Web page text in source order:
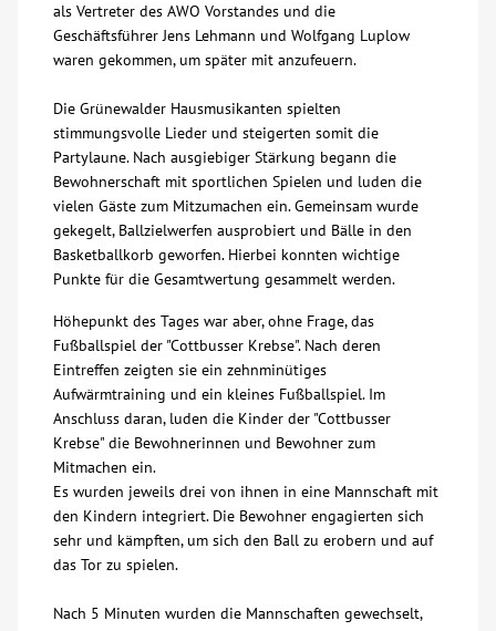
als Vertreter des AWO Vorstandes und die
Geschäftsführer Jens Lehmann und Wolfgang Luplow
waren gekommen, um später mit anzufeuern.
Die Grünewalder Hausmusikanten spielten
stimmungsvolle Lieder und steigerten somit die
Partylaune. Nach ausgiebiger Stärkung begann die
Bewohnerschaft mit sportlichen Spielen und luden die
vielen Gäste zum Mitzumachen ein. Gemeinsam wurde
gekegelt, Ballzielwerfen ausprobiert und Bälle in den
Basketballkorb geworfen. Hierbei konnten wichtige
Punkte für die Gesamtwertung gesammelt werden.
Höhepunkt des Tages war aber, ohne Frage, das
Fußballspiel der "Cottbusser Krebse". Nach deren
Eintreffen zeigten sie ein zehnminütiges
Aufwärmtraining und ein kleines Fußballspiel. Im
Anschluss daran, luden die Kinder der "Cottbusser
Krebse" die Bewohnerinnen und Bewohner zum
Mitmachen ein.
Es wurden jeweils drei von ihnen in eine Mannschaft mit
den Kindern integriert. Die Bewohner engagierten sich
sehr und kämpften, um sich den Ball zu erobern und auf
das Tor zu spielen.
Nach 5 Minuten wurden die Mannschaften gewechselt,